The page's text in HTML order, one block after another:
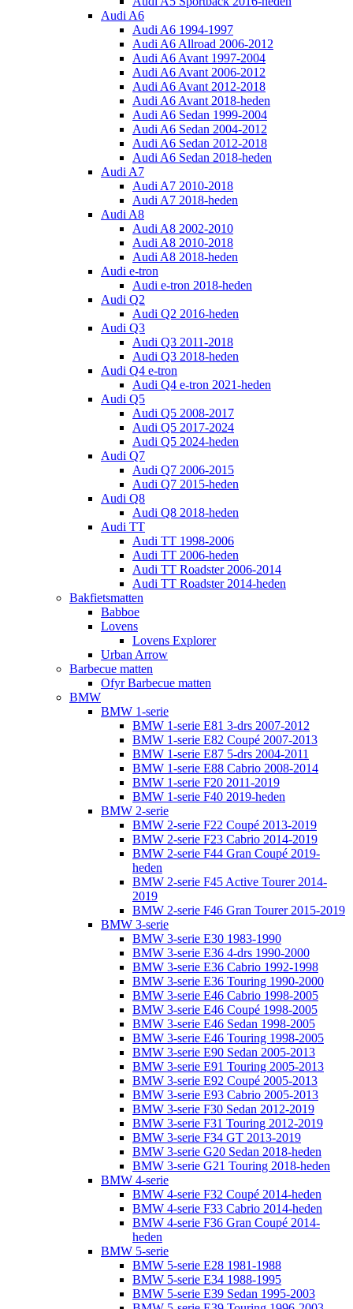
Audi A6
Audi A6 1994-1997
Audi A6 Allroad 2006-2012
Audi A6 Avant 1997-2004
Audi A6 Avant 2006-2012
Audi A6 Avant 2012-2018
Audi A6 Avant 2018-heden
Audi A6 Sedan 1999-2004
Audi A6 Sedan 2004-2012
Audi A6 Sedan 2012-2018
Audi A6 Sedan 2018-heden
Audi A7
Audi A7 2010-2018
Audi A7 2018-heden
Audi A8
Audi A8 2002-2010
Audi A8 2010-2018
Audi A8 2018-heden
Audi e-tron
Audi e-tron 2018-heden
Audi Q2
Audi Q2 2016-heden
Audi Q3
Audi Q3 2011-2018
Audi Q3 2018-heden
Audi Q4 e-tron
Audi Q4 e-tron 2021-heden
Audi Q5
Audi Q5 2008-2017
Audi Q5 2017-2024
Audi Q5 2024-heden
Audi Q7
Audi Q7 2006-2015
Audi Q7 2015-heden
Audi Q8
Audi Q8 2018-heden
Audi TT
Audi TT 1998-2006
Audi TT 2006-heden
Audi TT Roadster 2006-2014
Audi TT Roadster 2014-heden
Bakfietsmatten
Babboe
Lovens
Lovens Explorer
Urban Arrow
Barbecue matten
Ofyr Barbecue matten
BMW
BMW 1-serie
BMW 1-serie E81 3-drs 2007-2012
BMW 1-serie E82 Coupé 2007-2013
BMW 1-serie E87 5-drs 2004-2011
BMW 1-serie E88 Cabrio 2008-2014
BMW 1-serie F20 2011-2019
BMW 1-serie F40 2019-heden
BMW 2-serie
BMW 2-serie F22 Coupé 2013-2019
BMW 2-serie F23 Cabrio 2014-2019
BMW 2-serie F44 Gran Coupé 2019-
heden
BMW 2-serie F45 Active Tourer 2014-
2019
BMW 2-serie F46 Gran Tourer 2015-2019
BMW 3-serie
BMW 3-serie E30 1983-1990
BMW 3-serie E36 4-drs 1990-2000
BMW 3-serie E36 Cabrio 1992-1998
BMW 3-serie E36 Touring 1990-2000
BMW 3-serie E46 Cabrio 1998-2005
BMW 3-serie E46 Coupé 1998-2005
BMW 3-serie E46 Sedan 1998-2005
BMW 3-serie E46 Touring 1998-2005
BMW 3-serie E90 Sedan 2005-2013
BMW 3-serie E91 Touring 2005-2013
BMW 3-serie E92 Coupé 2005-2013
BMW 3-serie E93 Cabrio 2005-2013
BMW 3-serie F30 Sedan 2012-2019
BMW 3-serie F31 Touring 2012-2019
BMW 3-serie F34 GT 2013-2019
BMW 3-serie G20 Sedan 2018-heden
BMW 3-serie G21 Touring 2018-heden
BMW 4-serie
BMW 4-serie F32 Coupé 2014-heden
BMW 4-serie F33 Cabrio 2014-heden
BMW 4-serie F36 Gran Coupé 2014-
heden
BMW 5-serie
BMW 5-serie E28 1981-1988
BMW 5-serie E34 1988-1995
BMW 5-serie E39 Sedan 1995-2003